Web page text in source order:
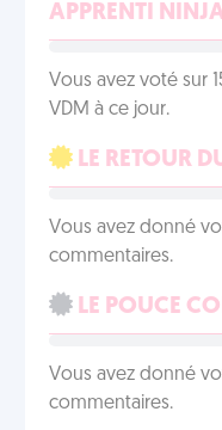
APPRENTI
Vous avez voté sur
VDM à ce jour.
LE RETOUR
Vous avez donné
commentaires.
LE POUCE
Vous avez donné
commentaires.